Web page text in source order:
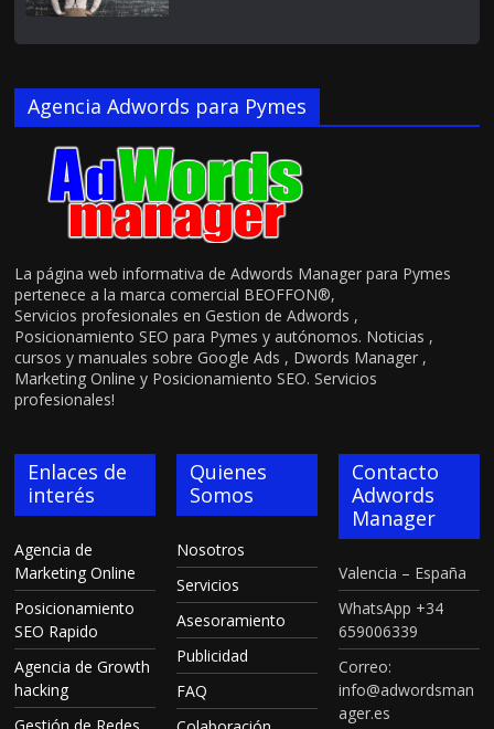
Agencia Adwords para Pymes
La página web informativa de Adwords Manager para Pymes
pertenece a la marca comercial BEOFFON®,
Servicios profesionales en Gestion de Adwords ,
Posicionamiento SEO para Pymes y autónomos. Noticias ,
cursos y manuales sobre Google Ads , Dwords Manager ,
Marketing Online y Posicionamiento SEO. Servicios
profesionales!
Enlaces de
interés
Agencia de
Marketing Online
Posicionamiento
SEO Rapido
Agencia de Growth
hacking
Quienes
Somos
Nosotros
Servicios
Asesoramiento
Publicidad
FAQ
Contacto
Adwords
Manager
Valencia – España
WhatsApp +34
659006339
Correo:
info@adwordsman
ager.es